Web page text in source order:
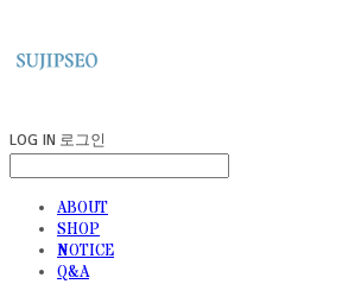
LOG IN 로그인
ABOUT
SHOP
NOTICE
Q&A